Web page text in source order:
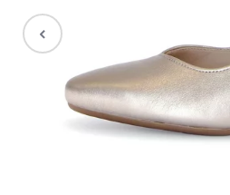
Sale %
Taschen